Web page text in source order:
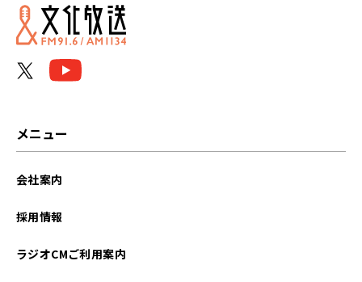
メニュー
会社案内
採用情報
ラジオCMご利用案内